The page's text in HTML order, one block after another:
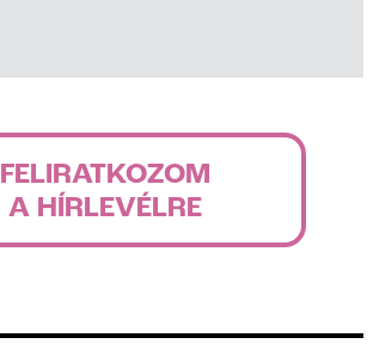
FELIRATKOZOM
A HÍRLEVÉLRE